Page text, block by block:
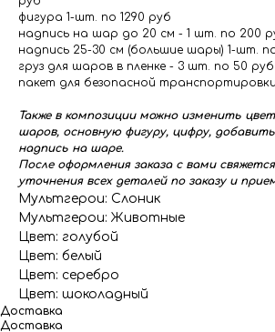
фигура 1-шт. по 1290 руб
надпись на шар до 20 см - 1 шт. по 200
надпись 25-30 см (большие шары) 1-шт.
груз для шаров в пленке - 3 шт. по 50 руб
пакет для безопасной
Также в композиции можно изменить
шаров, основную фигуру, цифру,
надпись на шаре.
После оформления заказа с вами
уточнения всех деталей по заказу и
Мультгерои: Слоник
Мультгерои: Животные
Цвет: голубой
Цвет: белый
Цвет: серебро
Цвет: шоколадный
Доставка
Доставка